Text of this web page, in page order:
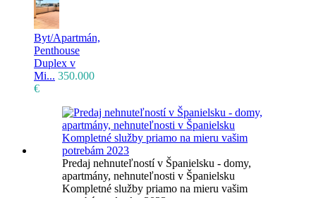
Byt/Apartmán,
Penthouse
Duplex v
Mi... 350.000
€
Predaj nehnuteľností v Španielsku - domy,
apartmány, nehnuteľnosti v Španielsku
Kompletné služby priamo na mieru vašim